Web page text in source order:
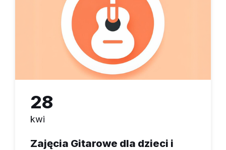
28
kwi
Zajęcia Gitarowe dla dzieci i